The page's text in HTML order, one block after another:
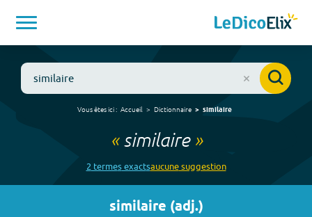
Vous êtes ici : Accueil Dictionnaire similaire
«similaire»
2 termesexactsaucunesuggestion
similaire (adj.)